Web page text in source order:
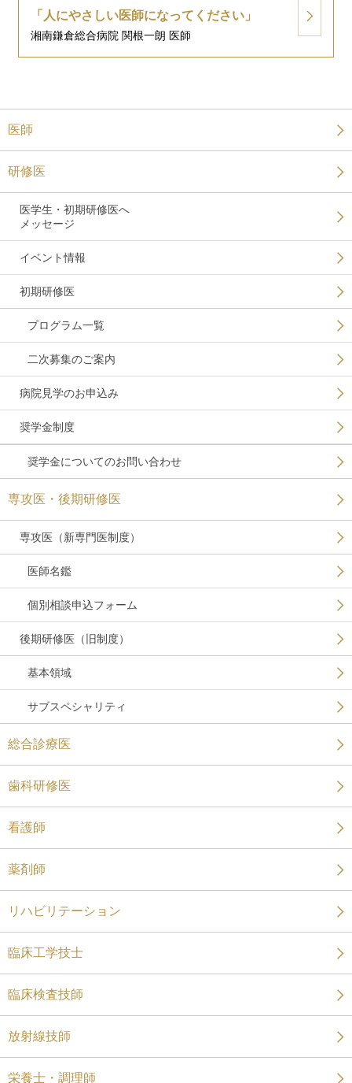
「人にやさしい医師になってください」
湘南鎌倉総合病院 関根一朗 医師
医師
研修医
医学生・初期研修医へ
メッセージ
イベント情報
初期研修医
プログラム一覧
二次募集のご案内
病院見学のお申込み
奨学金制度
奨学金についてのお問い合わせ
専攻医・後期研修医
専攻医（新専門医制度）
医師名鑑
個別相談申込フォーム
後期研修医（旧制度）
基本領域
サブスペシャリティ
総合診療医
歯科研修医
看護師
薬剤師
リハビリテーション
臨床工学技士
臨床検査技師
放射線技師
栄養士・調理師